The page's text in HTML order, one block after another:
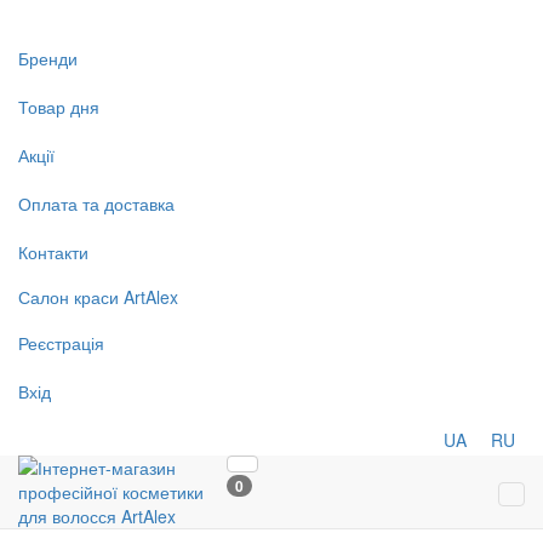
Бренди
Товар дня
Акції
Оплата та доставка
Контакти
Салон краси ArtAlex
Реєстрація
Вхід
UA RU
0